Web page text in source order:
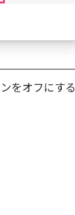
をオフにする